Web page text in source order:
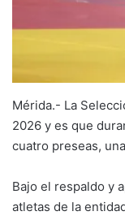
Mérida.- La
2026 y es que
cuatro preseas,
Bajo el respaldo y
atletas de la